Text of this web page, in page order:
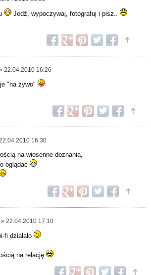
Jedź, wypoczywaj, fotografuj i pisz..
22.04.2010 16:26
"na żywo"
16:30
na wiosenne doznania,
oglądać
» 22.04.2010 17:10
fi działało
na relację